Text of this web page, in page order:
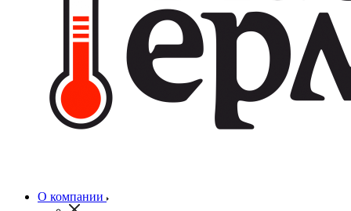
О компании